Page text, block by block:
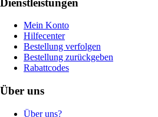
Dienstleistungen
Mein Konto
Hilfecenter
Bestellung verfolgen
Bestellung zurückgeben
Rabattcodes
Über uns
Über uns?